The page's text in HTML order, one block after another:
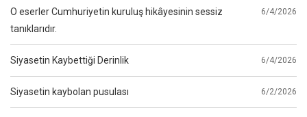
O eserler Cumhuriyetin kuruluş hikâyesinin sessiz
tanıklarıdır.
6/4/2026
Siyasetin Kaybettiği Derinlik 6/4/2026
Siyasetin kaybolan pusulası 6/2/2026